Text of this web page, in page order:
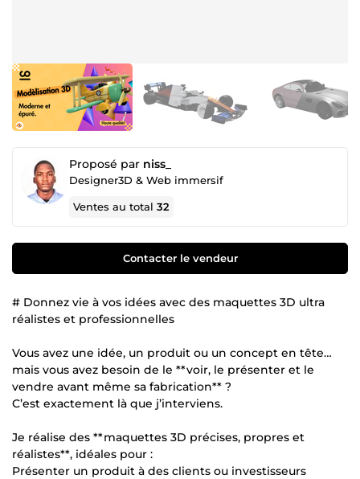
Proposé par niss_
Designer3D & Web immersif
Ventes au total32
Contacter le vendeur
# Donnez vie à vos idées avec des maquettes 3D ultra
réalistes et professionnelles
Vous avez une idée, un produit ou un concept en tête…
mais vous avez besoin de le **voir, le présenter et le
vendre avant même sa fabrication** ?
C’est exactement là que j’interviens.
Je réalise des **maquettes 3D précises, propres et
réalistes**, idéales pour :
Présenter un produit à des clients ou investisseurs